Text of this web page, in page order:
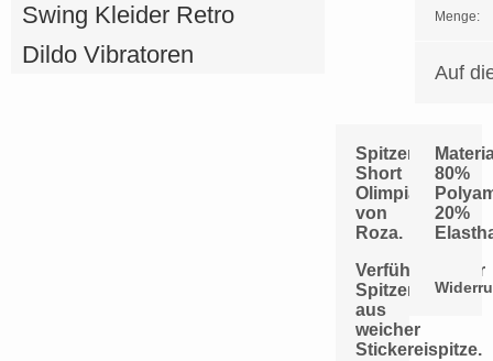
Swing Kleider Retro
Dildo Vibratoren
Menge:
Auf
Spitzen
Short
Olimpia
von
Roza.
Verführerischer
Spitzenshorty
aus
weicher
Stickereispitze.
80%
20%